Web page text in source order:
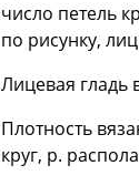
число петель
по рисунку,
Лицевая гладь
Плотность
круг, р.